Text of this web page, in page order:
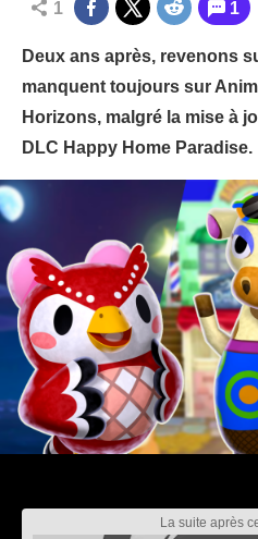
1 1
Deux ans après, revenons
manquent toujours sur
Horizons, malgré la mise à
DLC Happy Home Paradise.